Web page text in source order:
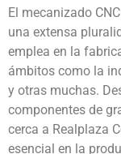
El mecanizado
una extensa
emplea en la
ámbitos como la
y otras muchas.
componentes de
cerca a Realplaza
esencial en la